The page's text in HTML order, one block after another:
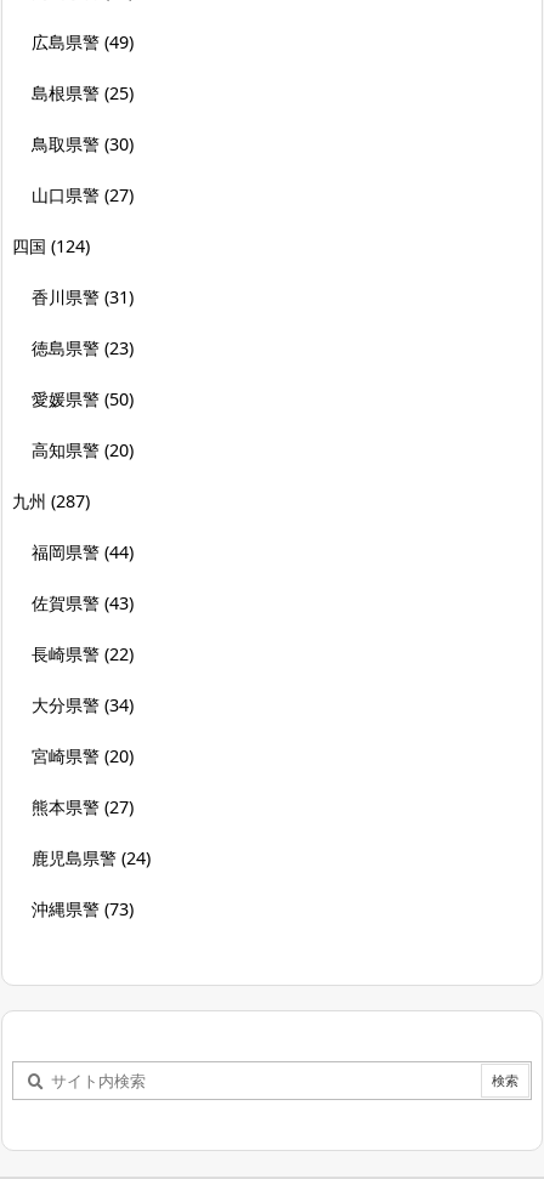
広島県警 (49)
島根県警 (25)
鳥取県警 (30)
山口県警 (27)
四国 (124)
香川県警 (31)
徳島県警 (23)
愛媛県警 (50)
高知県警 (20)
九州 (287)
福岡県警 (44)
佐賀県警 (43)
長崎県警 (22)
大分県警 (34)
宮崎県警 (20)
熊本県警 (27)
鹿児島県警 (24)
沖縄県警 (73)